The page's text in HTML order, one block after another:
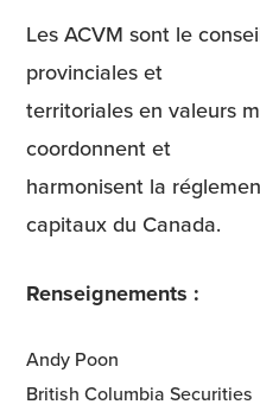
Les ACVM sont le
provinciales et
territoriales en valeurs
coordonnent et
harmonisent la
capitaux du Canada.
Renseignements :
Andy Poon
British Columbia Securities